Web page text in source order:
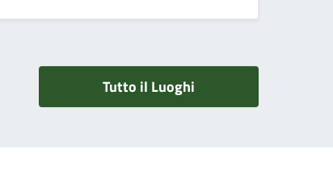
Tutto il Luoghi